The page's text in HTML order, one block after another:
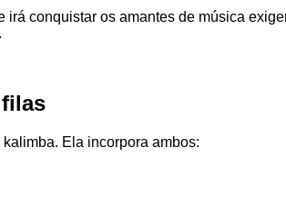
conquistar os amantes de música
Ela incorpora ambos: